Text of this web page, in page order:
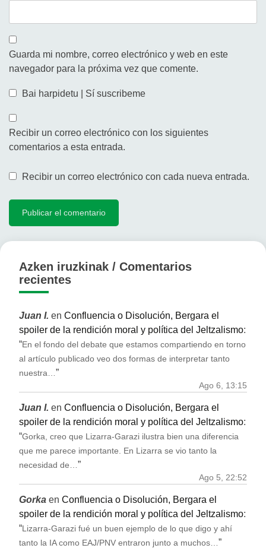
Guarda mi nombre, correo electrónico y web en este
navegador para la próxima vez que comente.
Bai harpidetu | Sí suscribeme
Recibir un correo electrónico con los siguientes
comentarios a esta entrada.
Recibir un correo electrónico con cada nueva entrada.
Azken iruzkinak / Comentarios
recientes
Juan I. en Confluencia o Disolución, Bergara el
spoiler de la rendición moral y política del Jeltzalismo:
“En el fondo del debate que estamos compartiendo en torno
al artículo publicado veo dos formas de interpretar tanto
nuestra…”
Ago 6, 13:15
Juan I. en Confluencia o Disolución, Bergara el
spoiler de la rendición moral y política del Jeltzalismo:
“Gorka, creo que Lizarra-Garazi ilustra bien una diferencia
que me parece importante. En Lizarra se vio tanto la
necesidad de… ”
Ago 5, 22:52
Gorka en Confluencia o Disolución, Bergara el
spoiler de la rendición moral y política del Jeltzalismo:
“Lizarra-Garazi fué un buen ejemplo de lo que digo y ahí
tanto la IA como EAJ/PNV entraron junto a muchos… ”